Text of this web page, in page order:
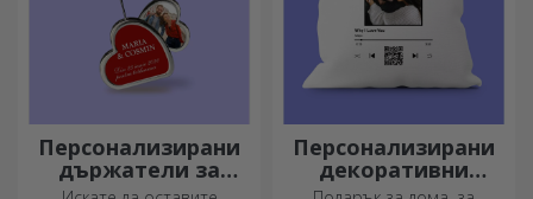
Персонализирани
държатели за
съобщения
Персонализирани
декоративни
възглавници